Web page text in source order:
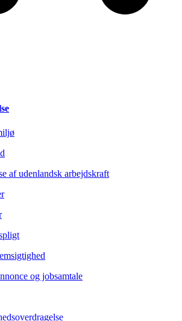
af udenlandsk arbejdskraft
og jobsamtale